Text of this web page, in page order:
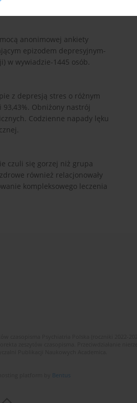
anonimowej ankiety
epizodem depresyjnym-
w wywiadzie-1445 osób.
z depresją stres o różnym
Obniżony nastrój
Codzienne napady lęku
czuli się gorzej niż grupa
również relacjonowały
kompleksowego leczenia
Bentus